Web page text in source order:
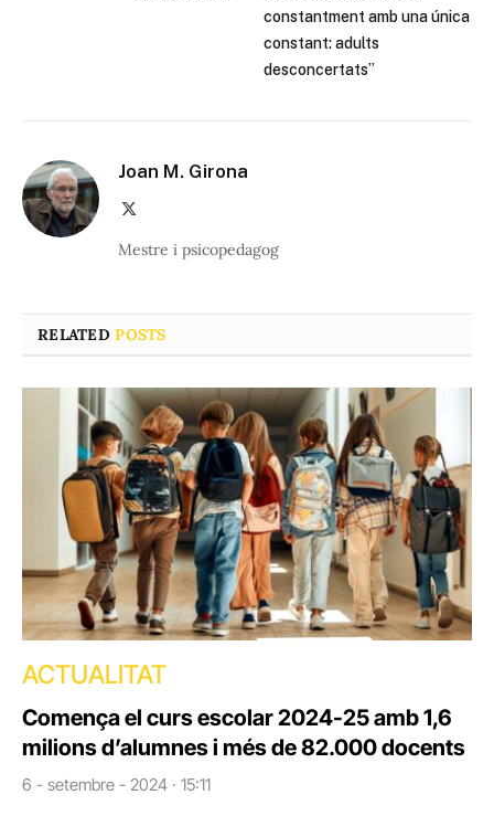
constantment amb una única
constant: adults
desconcertats”
Joan M. Girona
Mestre i psicopedagog
RELATEDPOSTS
ACTUALITAT
Comença el curs escolar 2024-25 amb 1,6
milions d’alumnes i més de 82.000 docents
6 - setembre - 2024 · 15:11